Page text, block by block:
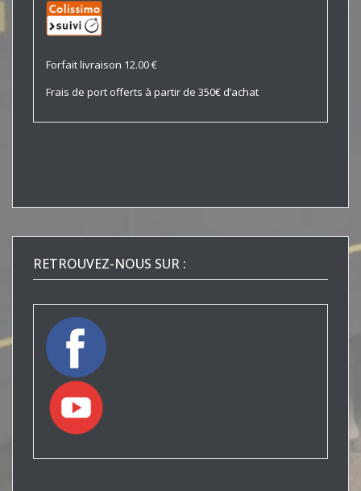
Forfait livraison 12.00 €
Frais de port offerts à partir de 350€ d’achat
RETROUVEZ-NOUS SUR :